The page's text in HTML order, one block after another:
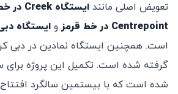
تعویض اصلی مانند ایستگاه Creek در خط سبز
Centrepoint در خط قرمز
و ایستگاه
است. همچنین ایستگاه نمادین در دبی
شده است که با بیستمین سالگرد